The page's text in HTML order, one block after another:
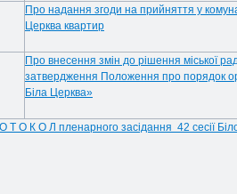
Про надання згоди на прийняття у
Церква квартир
Про внесення змін до рішення міської
затвердження Положення про порядок
Біла Церква»
Т О К О Л пленарного засідання 42 сесії